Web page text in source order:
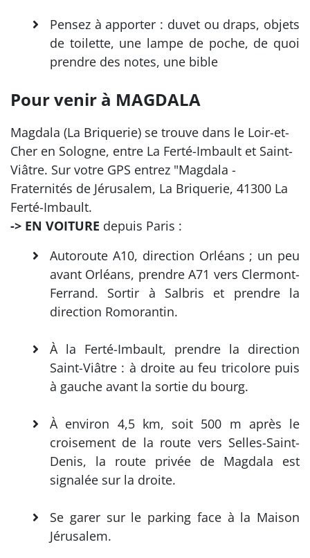
Pensez à apporter : duvet ou draps, objets
de toilette, une lampe de poche, de quoi
prendre des notes, une bible
Pour venir à MAGDALA
Magdala (La Briquerie) se trouve dans le Loir-et-
Cher en Sologne, entre La Ferté-Imbault et Saint-
Viâtre. Sur votre GPS entrez "Magdala -
Fraternités de Jérusalem, La Briquerie, 41300 La
Ferté-Imbault.
-> EN VOITURE depuis Paris :
Autoroute A10, direction Orléans ; un peu
avant Orléans, prendre A71 vers Clermont-
Ferrand. Sortir à Salbris et prendre la
direction Romorantin.
À la Ferté-Imbault, prendre la direction
Saint-Viâtre : à droite au feu tricolore puis
à gauche avant la sortie du bourg.
À environ 4,5 km, soit 500 m après le
croisement de la route vers Selles-Saint-
Denis, la route privée de Magdala est
signalée sur la droite.
Se garer sur le parking face à la Maison
Jérusalem.